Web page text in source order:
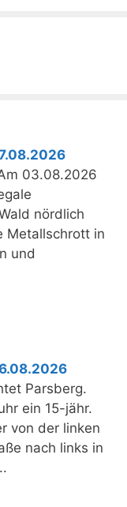
03.08.2026
nördlich
Metallschrott in
und
Parsberg.
ein 15-jähr.
von der linken
nach links in